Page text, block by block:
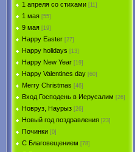
1 апреля со стихами [11]
1 мая [55]
9 мая [19]
Happy Easter [27]
Happy holidays [13]
Happy New Year [19]
Happy Valentines day [60]
Merry Christmas [46]
Вход Господень в Иерусалим [26]
Новруз, Наурыз [26]
Новый год поздравления [23]
Починки [0]
С Благовещением [78]